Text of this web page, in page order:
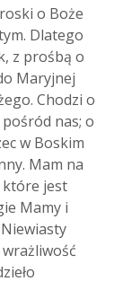
o Boże
Dlatego
z prośbą o
Maryjnej
Chodzi o
nas; o
w Boskim
Mam na
które jest
Mamy i